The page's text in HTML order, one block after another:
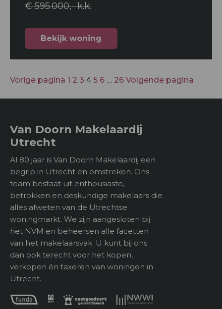
€ 595.000,- k.k.
Bekijk woning
Vorige pagina 1 2 3 4 5 6 … 26 Volgende pagina
Van Doorn Makelaardij
Utrecht
Al 80 jaar is Van Doorn Makelaardij een
begrip in Utrecht en omstreken. Ons
team bestaat uit enthousiaste,
betrokken en deskundige makelaars die
alles afweten van de Utrechtse
woningmarkt. We zijn aangesloten bij
het NVM en beheersen alle facetten
van het makelaarsvak. U kunt bij ons
dan ook terecht voor het kopen,
verkopen én taxeren van woningen in
Utrecht.